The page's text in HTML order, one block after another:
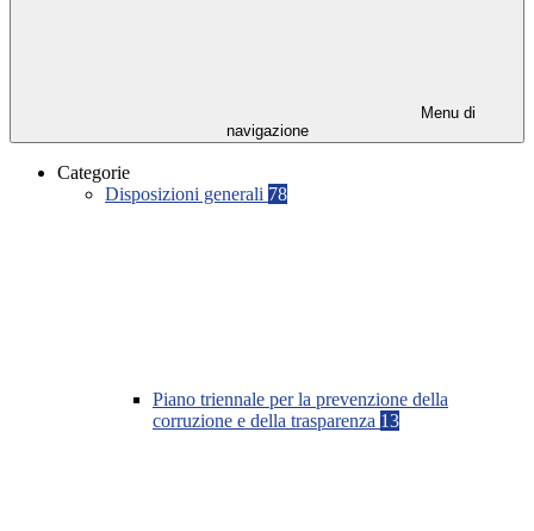
Menu di
navigazione
Categorie
Disposizioni generali 78
Piano triennale per la prevenzione della
corruzione e della trasparenza 13